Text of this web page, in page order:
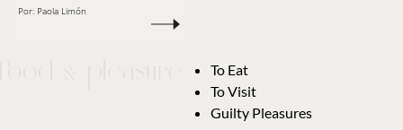
Por: Paola Limón
To Eat
To Visit
Guilty Pleasures